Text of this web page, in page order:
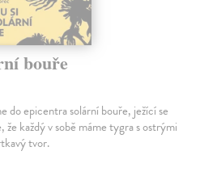
bouře
do epicentra solární bouře, ježící se
že každý v sobě máme tygra s ostrými
tvor.